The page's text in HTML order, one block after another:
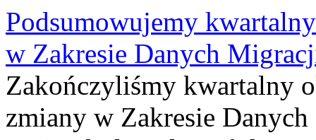
Podsumowujemy
w Zakresie Danych
Zakończyliśmy kwartalny
zmiany w Zakresie